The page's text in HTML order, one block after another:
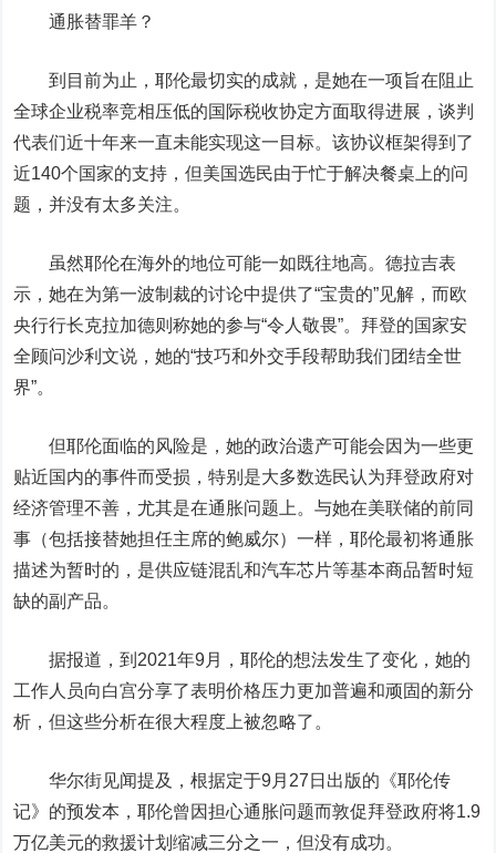
通胀替罪羊？
到目前为止，耶伦最切实的成就，是她在一项旨在阻止
全球企业税率竞相压低的国际税收协定方面取得进展，谈判
代表们近十年来一直未能实现这一目标。该协议框架得到了
近140个国家的支持，但美国选民由于忙于解决餐桌上的问
题，并没有太多关注。
虽然耶伦在海外的地位可能一如既往地高。德拉吉表
示，她在为第一波制裁的讨论中提供了“宝贵的”见解，而欧
央行行长克拉加德则称她的参与“令人敬畏”。拜登的国家安
全顾问沙利文说，她的“技巧和外交手段帮助我们团结全世
界”。
但耶伦面临的风险是，她的政治遗产可能会因为一些更
贴近国内的事件而受损，特别是大多数选民认为拜登政府对
经济管理不善，尤其是在通胀问题上。与她在美联储的前同
事（包括接替她担任主席的鲍威尔）一样，耶伦最初将通胀
描述为暂时的，是供应链混乱和汽车芯片等基本商品暂时短
缺的副产品。
据报道，到2021年9月，耶伦的想法发生了变化，她的
工作人员向白宫分享了表明价格压力更加普遍和顽固的新分
析，但这些分析在很大程度上被忽略了。
华尔街见闻提及，根据定于9月27日出版的《耶伦传
记》的预发本，耶伦曾因担心通胀问题而敦促拜登政府将1.9
万亿美元的救援计划缩减三分之一，但没有成功。